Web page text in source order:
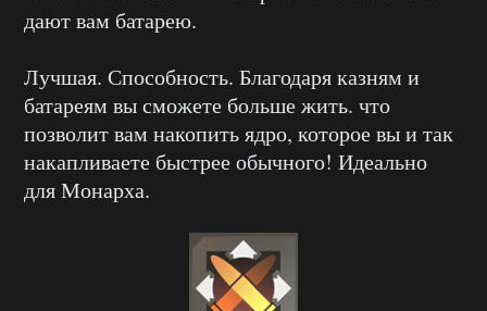
дают вам батарею.
Лучшая. Способность. Благодаря казням и
батареям вы сможете больше жить. что
позволит вам накопить ядро, которое вы и так
накапливаете быстрее обычного! Идеально
для Монарха.